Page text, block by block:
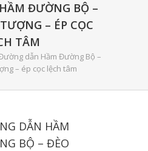
ĐƯỜNG BỘ –
– ÉP CỌC
TÂM
dẫn Hầm Đường Bộ –
– ép cọc lệch tâm
DẪN HẦM
BỘ – ĐÈO